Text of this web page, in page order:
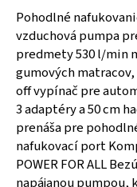
Pohodlné
vzduchová pumpa
predmety 530 l/min
gumových
off vypínač pre
3 adaptéry a 50 cm
prenáša pre
nafukovací port
POWER FOR ALL
napájanou pumpou,